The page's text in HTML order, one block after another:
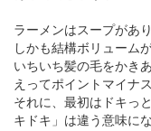
ラーメンはスープがあり
しかも結構ボリューム
いちいち髪の毛をかき
えってポイントマイナ
それに、最初はドキっ
キドキ」は違う意味に